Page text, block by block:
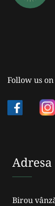
Follow us
Adresa
Birou